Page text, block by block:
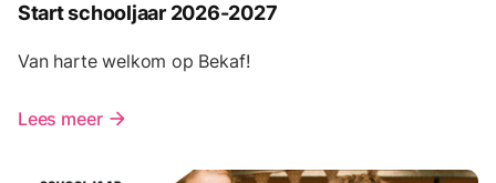
Start schooljaar 2026-2027
Van harte welkom op Bekaf!
Lees meer arrow_forward